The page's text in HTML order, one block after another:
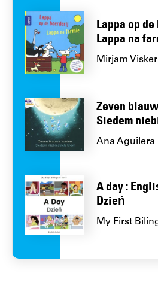
Lappa op
Lappa na
Mirjam Visker
Zeven
Siedem
Ana Aguilera
A day :
Dzień
My First